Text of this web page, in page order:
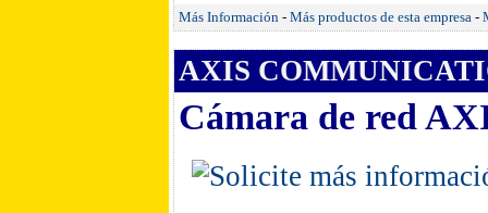
Más Información - Más productos de esta empresa -
AXIS
Cámara de red